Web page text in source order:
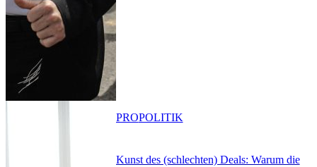
Kunst des (schlechten) Deals: Warum die
PROPOLITIK